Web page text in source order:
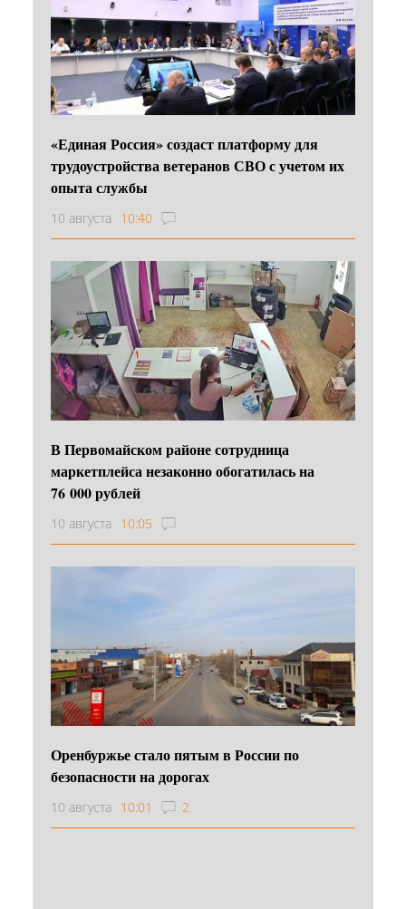
«Единая Россия» создаст платформу для
трудоустройства ветеранов СВО с учетом их
опыта службы
10 августа 10:40
В Первомайском районе сотрудница
маркетплейса незаконно обогатилась на
76 000 рублей
10 августа 10:05
Оренбуржье стало пятым в России по
безопасности на дорогах
10 августа 10:01 2